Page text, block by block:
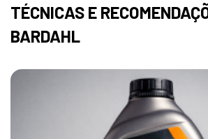
TÉCNICAS E
BARDAHL